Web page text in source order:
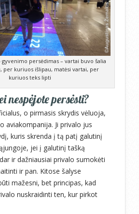
gyvenimo persėdimas – vartai buvo šalia
per kuriuos išlipau, matėsi vartai, per
kuriuos teks lipti
nespėjote persėsti?
o pirmasis skrydis vėluoja,
aviakompanija. Ji privalo jus
kuris skrenda į tą patį galutinį
jei į galutinį tašką
ir dažniausiai privalo sumokėti
ir pan. Kitose šalyse
mažesni, bet principas, kad
nuskraidinti ten, kur pirkot